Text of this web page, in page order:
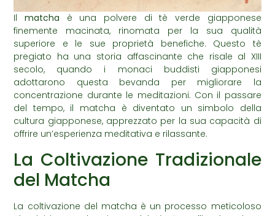
Ilmatcha è una polvere di tè verde giapponese
finemente macinata, rinomata per la sua qualità
superiore e le sue proprietà benefiche. Questo tè
pregiato ha una storia affascinante che risale al XIII
secolo, quando i monaci buddisti giapponesi
adottarono questa bevanda per migliorare la
concentrazione durante le meditazioni. Con il passare
del tempo, il matcha è diventato un simbolo della
cultura giapponese, apprezzato per la sua capacità di
offrire un’esperienza meditativa e rilassante.
La Coltivazione Tradizionale
del Matcha
La coltivazione del matcha è un processo meticoloso